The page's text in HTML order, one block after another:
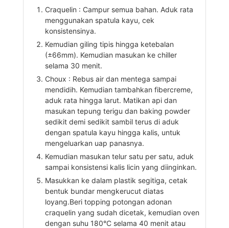
Craquelin : Campur semua bahan. Aduk rata
menggunakan spatula kayu, cek
konsistensinya.
Kemudian giling tipis hingga ketebalan
(±66mm). Kemudian masukan ke chiller
selama 30 menit.
Choux : Rebus air dan mentega sampai
mendidih. Kemudian tambahkan fibercreme,
aduk rata hingga larut. Matikan api dan
masukan tepung terigu dan baking powder
sedikit demi sedikit sambil terus di aduk
dengan spatula kayu hingga kalis, untuk
mengeluarkan uap panasnya.
Kemudian masukan telur satu per satu, aduk
sampai konsistensi kalis licin yang diinginkan.
Masukkan ke dalam plastik segitiga, cetak
bentuk bundar mengkerucut diatas
loyang.Beri topping potongan adonan
craquelin yang sudah dicetak, kemudian oven
dengan suhu 180°C selama 40 menit atau